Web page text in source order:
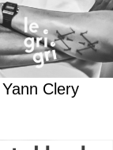
Clery